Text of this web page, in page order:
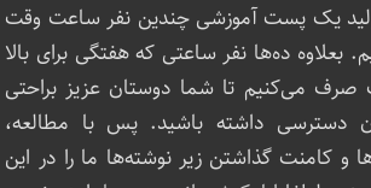
یک پست آموزشی چندین نفر ساعت‌ وقت
ده‌ها نفر ساعتی که هفتگی برای بالا
‌می‌کنیم تا شما دوستان عزیز براحتی
دسترسی داشته باشید. پس با مطالعه،
و کامنت گذاشتن زیر نوشته‌‌ها ما را در این